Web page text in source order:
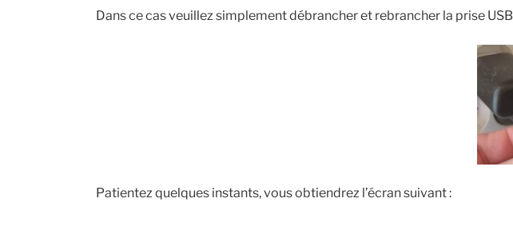
Dans ce cas veuillez simplement débrancher et rebrancher la prise
Patientez quelques instants, vous obtiendrez l’écran suivant :